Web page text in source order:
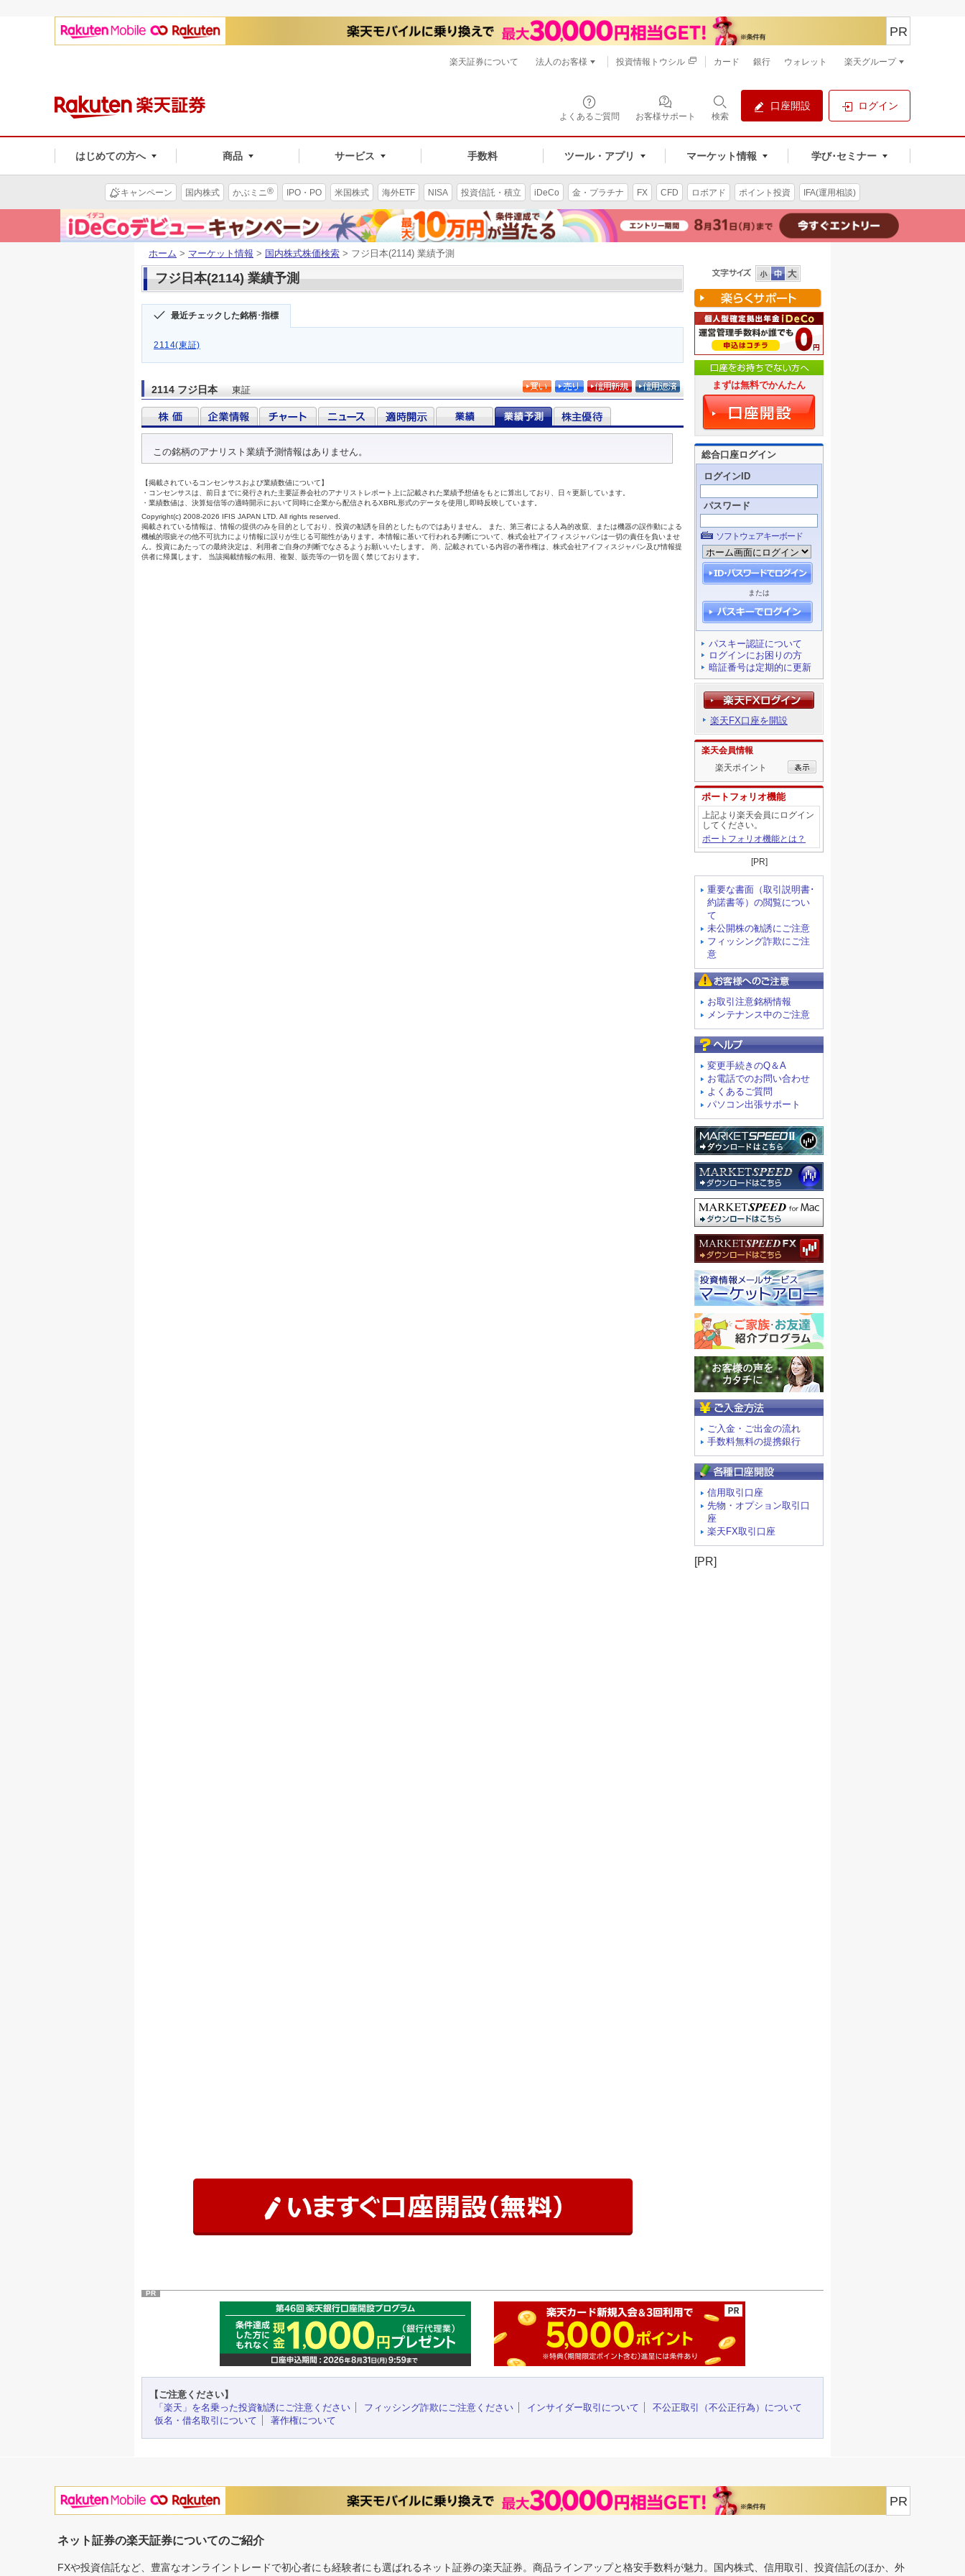
よくあるご質問 お客様サポート 検索
口座開設 ログイン
はじめての方へ 商品 サービス 手数料 ツール・アプリ マーケット情報 学び･セミナー
PR
楽天証券について 法人のお客様 投資情報トウシル カード 銀行 ウォレット 楽天グループ
キャンペーン 国内株式 かぶミニ® IPO・PO 米国株式 海外ETF NISA 投資信託・積立 iDeCo 金・プラチナ FX CFD ロボアド ポイント投資 IFA(運用相談)
ホーム > マーケット情報 > 国内株式株価検索 > フジ日本(2114) 業績予測
フジ日本(2114) 業績予測
最近チェックした銘柄･指標
2114(東証)
2114 フジ日本 東証 まずは無料でかんたん
総合口座ログイン
ログインID
パスワード
ソフトウェアキーボード
または
パスキー認証について
ログインにお困りの方
暗証番号は定期的に更新
楽天FX口座を開設
楽天会員情報
楽天ポイント
ポートフォリオ機能
上記より楽天会員にログイン
してください。
ポートフォリオ機能とは？
[PR]
重要な書面（取引説明書･
約諾書等）の閲覧につい
て
未公開株の勧誘にご注意
フィッシング詐欺にご注
意
お取引注意銘柄情報
メンテナンス中のご注意
変更手続きのQ＆A
お電話でのお問い合わせ
よくあるご質問
パソコン出張サポート
ご入金・ご出金の流れ
手数料無料の提携銀行
信用取引口座
先物・オプション取引口
座
楽天FX取引口座
[PR]
PR
【ご注意ください】
「楽天」を名乗った投資勧誘にご注意ください
フィッシング詐欺にご注意ください インサイダー取引について
不公正取引（不公正行為）について
仮名・借名取引について
著作権について
PR
ネット証券の楽天証券についてのご紹介
FXや投資信託など、豊富なオンライントレードで初心者にも経験者にも選ばれるネット証券の楽天証券。商品ラインアップと格安手数料が魅力。国内株式、信用取引、投資信託のほか、外